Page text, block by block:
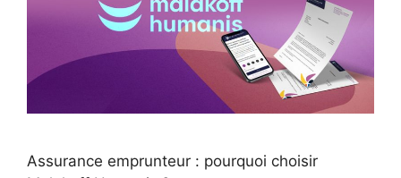
Assurance emprunteur : pourquoi choisir